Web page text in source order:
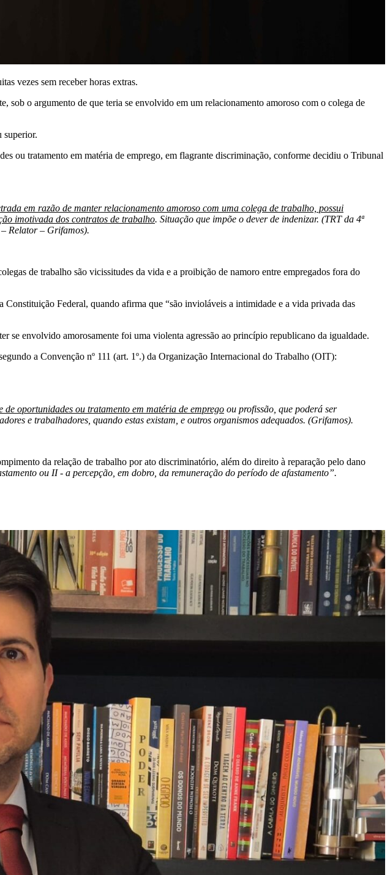
vezes sem receber horas extras.
sob o argumento de que teria se envolvido em um relacionamento amoroso com o colega de
superior.
ou tratamento em matéria de emprego, em flagrante discriminação, conforme decidiu o Tribunal
em razão de manter relacionamento amoroso com uma colega de trabalho, possui
imotivada dos contratos de trabalho. Situação que impõe o dever de indenizar. (TRT da 4ª
Relator – Grifamos).
de trabalho são vicissitudes da vida e a proibição de namoro entre empregados fora do
Federal, quando afirma que “são invioláveis a intimidade e a vida privada das
se envolvido amorosamente foi uma violenta agressão ao princípio republicano da igualdade.
a Convenção nº 111 (art. 1º.) da Organização Internacional do Trabalho (OIT):
oportunidades ou tratamento em matéria de emprego ou profissão, que poderá ser
e trabalhadores, quando estas existam, e outros organismos adequados. (Grifamos).
da relação de trabalho por ato discriminatório, além do direito à reparação pelo dano
ou II - a percepção, em dobro, da remuneração do período de afastamento”.